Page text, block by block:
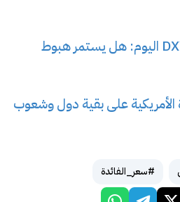
تحليل مؤشر الدولار DXY اليوم: هل يستمر هبوط
الأمريكية على بقية دول وشعوب
#سعر_الفائدة